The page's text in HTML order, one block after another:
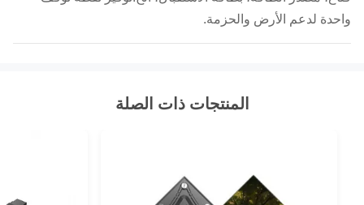
واحدة لدعم الأرض والحزمة.
المنتجات ذات الصلة